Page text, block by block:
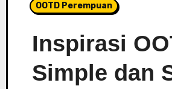
OOTD Perempuan
Inspirasi
Simple dan